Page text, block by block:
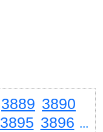
3889 3890
3895 3896 ...